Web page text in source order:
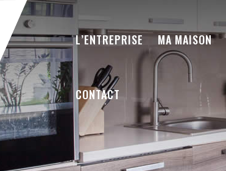
L’ENTREPRISE MA MAISON
CONTACT